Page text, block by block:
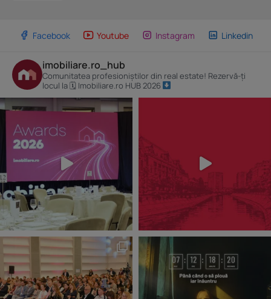
Facebook Youtube Instagram Linkedin
imobiliare.ro_hub
Comunitatea profesioniștilor din real estate! Rezervă-ți
locul la 🗓 Imobiliare.ro HUB 2026